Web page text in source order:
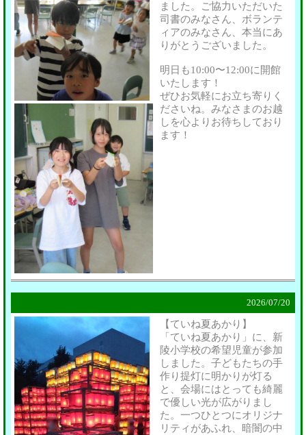
ました。ご協力いただいた
司書のみなさん、ボランテ
ィアのみなさん、本当にあ
りがとうございました。
明日も10:00〜12:00に開館
いたします！
ぜひお気軽にお立ち寄りく
ださいね。みなさまのお越
しを心よりお待ちしており
ます！
2026/07/20
【ていね夏あかり】
「ていね夏あかり」に、新
陵小学校の希望児童が参加
しました。子どもたちの手
作り提灯に明かりが灯る
と、会場にはとっても綺麗
で優しい光が広がりまし
た。一つひとつにオリジナ
リティがあふれ、暗闇の中